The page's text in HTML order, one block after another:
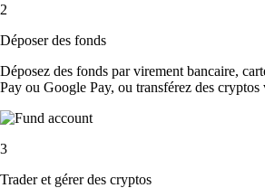
2
Déposer des fonds
Déposez des fonds par virement bancaire,
Pay ou Google Pay, ou transférez des
3
Trader et gérer des cryptos